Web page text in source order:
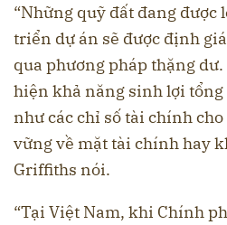
“Những quỹ đất đang được
triển dự án sẽ được định
qua phương pháp thặng
hiện khả năng sinh lợi tổng
như các chỉ số tài chính
vững về mặt tài chính hay
Griffiths nói.
“Tại Việt Nam, khi Chính